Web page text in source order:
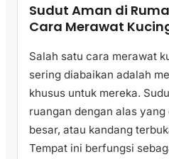
Sudut Aman di
Cara Merawat
Salah satu cara merawat
sering diabaikan adalah
khusus untuk mereka.
ruangan dengan alas
besar, atau kandang
Tempat ini berfungsi